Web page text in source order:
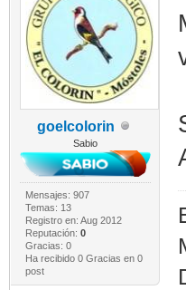
goelcolorin
Sabio
Mensajes: 907
Temas: 13
Registro en: Aug 2012
Reputación: 0
Gracias: 0
Ha recibido 0 Gracias en 0
post